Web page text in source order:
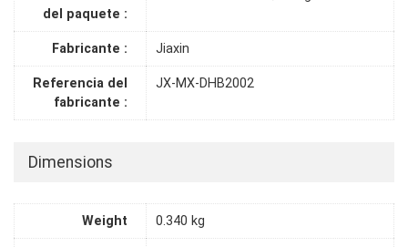
del paquete :
Fabricante : Jiaxin
Referencia del
fabricante :
JX-MX-DHB2002
Dimensions
Weight 0.340 kg